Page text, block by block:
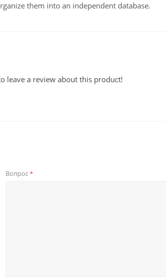
them into an independent database.
leave a review about this product!
Вопрос*